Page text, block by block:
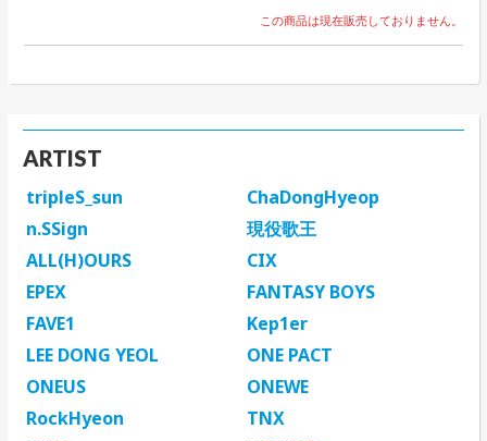
この商品は現在販売しておりません。
ARTIST
tripleS_sun
ChaDongHyeop
n.SSign
現役歌王
ALL(H)OURS
CIX
EPEX
FANTASY BOYS
FAVE1
Kep1er
LEE DONG YEOL
ONE PACT
ONEUS
ONEWE
RockHyeon
TNX